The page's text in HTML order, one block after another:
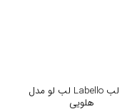
بالم لب Labello لب لو مدل
هلویی